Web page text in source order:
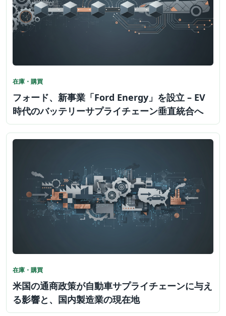
在庫・購買
フォード、新事業「Ford Energy」を設立 – EV
時代のバッテリーサプライチェーン垂直統合へ
在庫・購買
米国の通商政策が自動車サプライチェーンに与え
る影響と、国内製造業の現在地